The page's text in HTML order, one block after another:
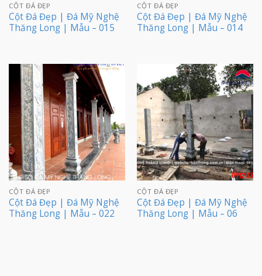
CỘT ĐÁ ĐẸP
Cột Đá Đẹp | Đá Mỹ Nghệ
Thăng Long | Mẫu – 015
CỘT ĐÁ ĐẸP
Cột Đá Đẹp | Đá Mỹ Nghệ
Thăng Long | Mẫu – 014
CỘT ĐÁ ĐẸP
Cột Đá Đẹp | Đá Mỹ Nghệ
Thăng Long | Mẫu – 022
CỘT ĐÁ ĐẸP
Cột Đá Đẹp | Đá Mỹ Nghệ
Thăng Long | Mẫu – 06